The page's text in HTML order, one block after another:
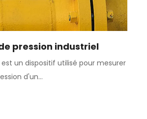
pression industriel
un dispositif utilisé pour mesurer
d'un...